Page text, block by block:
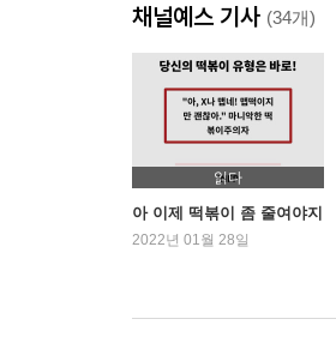
마치며 괜찮아, 그늘이
정신과 전문의의 말 불완
채널예스 기사 (34개)
읽다
아 이제 떡볶이 좀 줄여야지
2022년 01월 28일